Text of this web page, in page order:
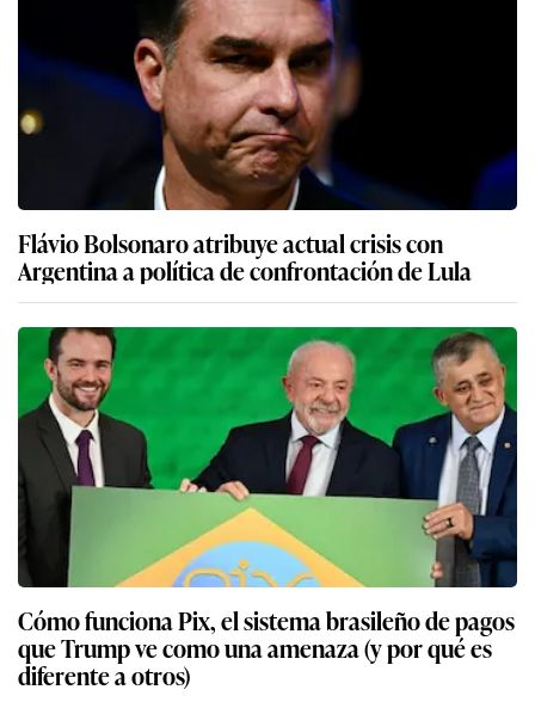
Flávio Bolsonaro atribuye actual crisis con
Argentina a política de confrontación de Lula
Cómo funciona Pix, el sistema brasileño de pagos
que Trump ve como una amenaza (y por qué es
diferente a otros)